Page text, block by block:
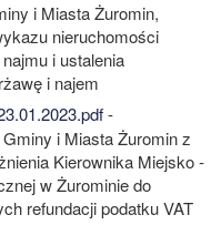
i Miasta Żuromin,
nieruchomości
i ustalenia
i najem
-
i Miasta Żuromin z
Kierownika Miejsko -
w Żurominie do
refundacji podatku VAT